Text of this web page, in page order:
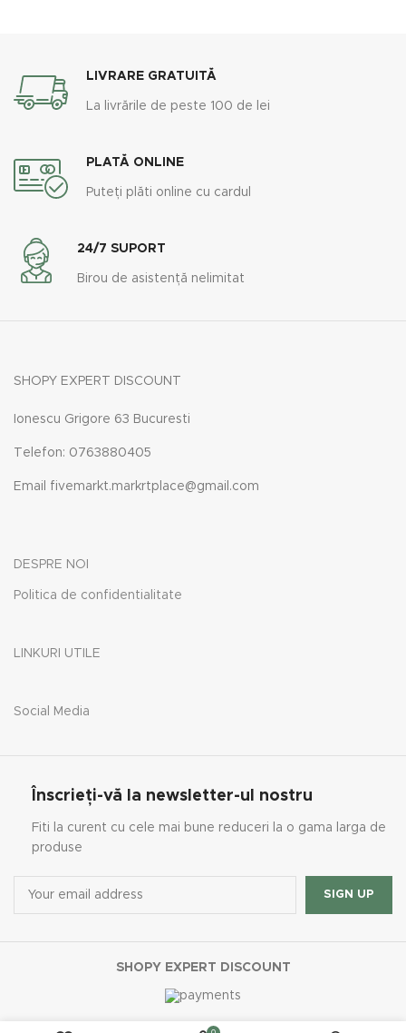
LIVRARE GRATUITĂ
La livrările de peste 100 de lei
PLATĂ ONLINE
Puteți plăti online cu cardul
24/7 SUPORT
Birou de asistență nelimitat
SHOPY EXPERT DISCOUNT
Ionescu Grigore 63 Bucuresti
Telefon: 0763880405
Email fivemarkt.markrtplace@gmail.com
DESPRE NOI
Politica de confidentialitate
LINKURI UTILE
Social Media
Înscrieți-vă la newsletter-ul nostru
Fiti la curent cu cele mai bune reduceri la o gama larga de
produse
SHOPY EXPERT DISCOUNT